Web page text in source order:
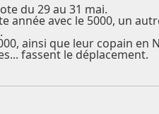
du 29 au 31 mai.
avec le 5000, un
ainsi que leur copain en
fassent le déplacement.